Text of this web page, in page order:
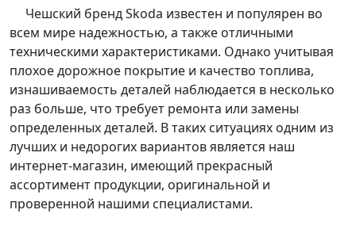
Чешский бренд Skoda известен и популярен во
всем мире надежностью, а также отличными
техническими характеристиками. Однако учитывая
плохое дорожное покрытие и качество топлива,
изнашиваемость деталей наблюдается в несколько
раз больше, что требует ремонта или замены
определенных деталей. В таких ситуациях одним из
лучших и недорогих вариантов является наш
интернет-магазин, имеющий прекрасный
ассортимент продукции, оригинальной и
проверенной нашими специалистами.